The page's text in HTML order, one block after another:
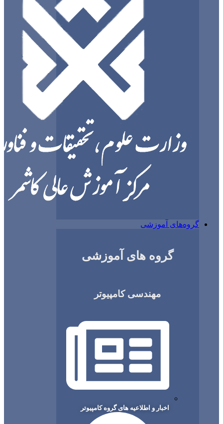
آموزشی
گروه های آموزشی
مهندسی کامپیوتر
اخبار و اطلاعیه های گروه کامپیوتر